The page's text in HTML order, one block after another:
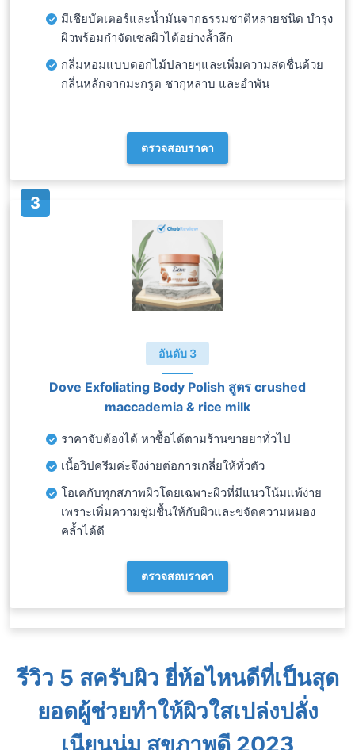
มีเชียบัตเตอร์และน้ำมันจากธรรมชาติหลายชนิด บำรุง
ผิวพร้อมกำจัดเซลผิวได้อย่างล้ำลึก
กลิ่มหอมแบบดอกไม้ปลายๆและเพิ่มความสดชื่นด้วย
กลิ่นหลักจากมะกรูด ชากุหลาบ และอำพัน
ตรวจสอบราคา
อันดับ 3
Dove Exfoliating Body Polish สูตร crushed
maccademia & rice milk
ราคาจับต้องได้ หาซื้อได้ตามร้านขายยาทั่วไป
เนื้อวิปครีมค่ะจึงง่ายต่อการเกลี่ยให้ทั่วตัว
โอเคกับทุกสภาพผิวโดยเฉพาะผิวที่มีแนวโน้มแพ้ง่าย
เพราะเพิ่มความชุ่มชื้นให้กับผิวและขจัดความหมอง
คล้ำได้ดี
ตรวจสอบราคา
รีวิว 5 สครับผิว ยี่ห้อไหนดีที่เป็นสุด
ยอดผู้ช่วยทำให้ผิวใสเปล่งปลั่ง